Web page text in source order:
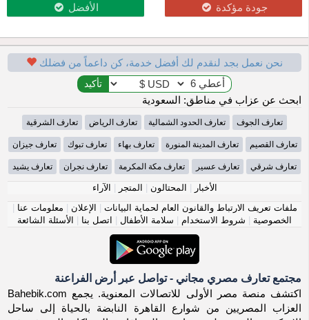
جودة مؤكدة الأفضل
نحن نعمل بجد لنقدم لك أفضل خدمة، كن داعماً من فضلك
ابحث عن عزاب في مناطق: السعودية
تعارف الجوف تعارف الحدود الشمالية تعارف الرياض تعارف الشرقية
تعارف القصيم تعارف المدينة المنورة تعارف بهاء تعارف تبوك تعارف جيزان
تعارف شرقي تعارف عسير تعارف مكة المكرمة تعارف نجران تعارف يشيد
الأخبار | المحتالون | المتجر | الآراء
ملفات تعريف الارتباط والقانون العام لحماية البيانات | الإعلان | معلومات عنا |
الخصوصية | شروط الاستخدام | سلامة الأطفال | اتصل بنا | الأسئلة الشائعة
مجتمع تعارف مصري مجاني - تواصل عبر أرض الفراعنة
اكتشف منصة مصر الأولى للاتصالات المعنوية. يجمع Bahebik.com
العزاب المصريين من شوارع القاهرة النابضة بالحياة إلى ساحل